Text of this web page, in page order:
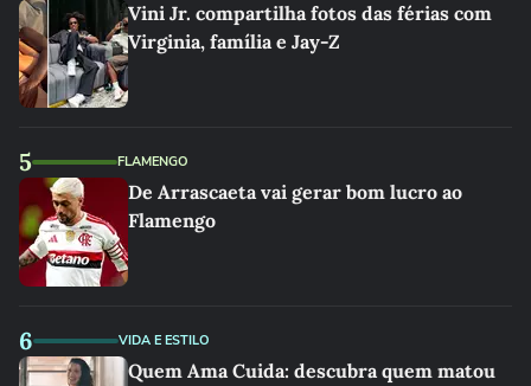
Vini Jr. compartilha fotos das férias com
Virginia, família e Jay-Z
5 FLAMENGO
De Arrascaeta vai gerar bom lucro ao
Flamengo
6 VIDA E ESTILO
Quem Ama Cuida: descubra quem matou